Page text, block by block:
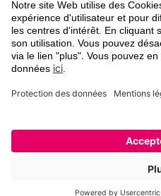
Légal
Termes et Conditions
Frais d’expédition
Retour d’anciens
Mentions légales
Paramètres des cookies
Marques déposées